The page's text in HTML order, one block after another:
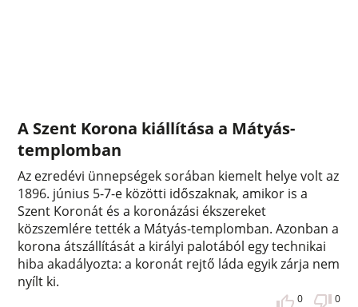
A Szent Korona kiállítása a Mátyás-
templomban
Az ezredévi ünnepségek sorában kiemelt helye volt az
1896. június 5-7-e közötti időszaknak, amikor is a
Szent Koronát és a koronázási ékszereket
közszemlére tették a Mátyás-templomban. Azonban a
korona átszállítását a királyi palotából egy technikai
hiba akadályozta: a koronát rejtő láda egyik zárja nem
nyílt ki.
0 0